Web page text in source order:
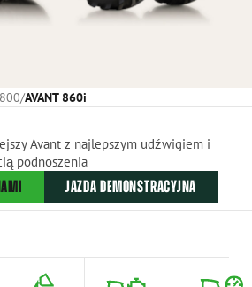
AVANT 860i
Avant z najlepszym udźwigiem i
podnoszenia
JAZDA DEMONSTRACYJNA